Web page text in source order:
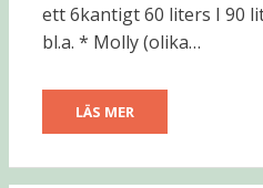
ett 6kantigt 60 liters I 90
bl.a. * Molly (olika…
LÄS MER